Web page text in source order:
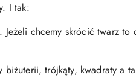
I tak:
chcemy skrócić twarz to
trójkąty, kwadraty a